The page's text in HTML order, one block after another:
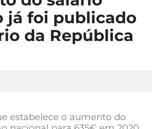
já foi publicado
da República
estabelece o aumento do